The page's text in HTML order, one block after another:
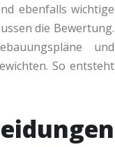
ebenfalls wichtige
die Bewertung.
und
So entsteht